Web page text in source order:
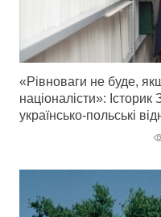
«Рівноваги не буде,
націоналісти»:
українсько-польські